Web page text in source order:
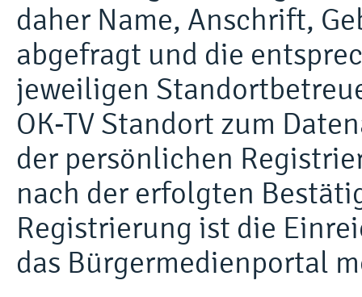
daher Name, Anschrift,
abgefragt und die
jeweiligen
OK-TV Standort zum
der persönlichen
nach der erfolgten
Registrierung ist die
das Bürgermedienportal